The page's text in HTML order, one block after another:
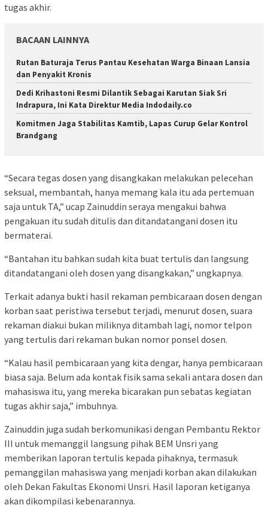
tugas akhir.
BACAAN LAINNYA
Rutan Baturaja Terus Pantau Kesehatan Warga Binaan Lansia
dan Penyakit Kronis
Dedi Krihastoni Resmi Dilantik Sebagai Karutan Siak Sri
Indrapura, Ini Kata Direktur Media Indodaily.co
Komitmen Jaga Stabilitas Kamtib, Lapas Curup Gelar Kontrol
Brandgang
“Secara tegas dosen yang disangkakan melakukan pelecehan
seksual, membantah, hanya memang kala itu ada pertemuan
saja untuk TA,” ucap Zainuddin seraya mengakui bahwa
pengakuan itu sudah ditulis dan ditandatangani dosen itu
bermaterai.
“Bantahan itu bahkan sudah kita buat tertulis dan langsung
ditandatangani oleh dosen yang disangkakan,” ungkapnya.
Terkait adanya bukti hasil rekaman pembicaraan dosen dengan
korban saat peristiwa tersebut terjadi, menurut dosen, suara
rekaman diakui bukan miliknya ditambah lagi, nomor telpon
yang tertulis dari rekaman bukan nomor ponsel dosen.
“Kalau hasil pembicaraan yang kita dengar, hanya pembicaraan
biasa saja. Belum ada kontak fisik sama sekali antara dosen dan
mahasiswa itu, yang mereka bicarakan pun sebatas kegiatan
tugas akhir saja,” imbuhnya.
Zainuddin juga sudah berkomunikasi dengan Pembantu Rektor
III untuk memanggil langsung pihak BEM Unsri yang
memberikan laporan tertulis kepada pihaknya, termasuk
pemanggilan mahasiswa yang menjadi korban akan dilakukan
oleh Dekan Fakultas Ekonomi Unsri. Hasil laporan ketiganya
akan dikompilasi kebenarannya.